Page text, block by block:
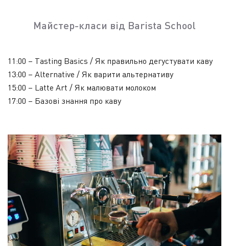
Майстер-класи від Barista School
11:00 – Tаsting Basics / Як правильно дегустувати каву
13:00 – Alternative / Як варити альтернативу
15:00 – Latte Art / Як малювати молоком
17:00 – Базові знання про каву